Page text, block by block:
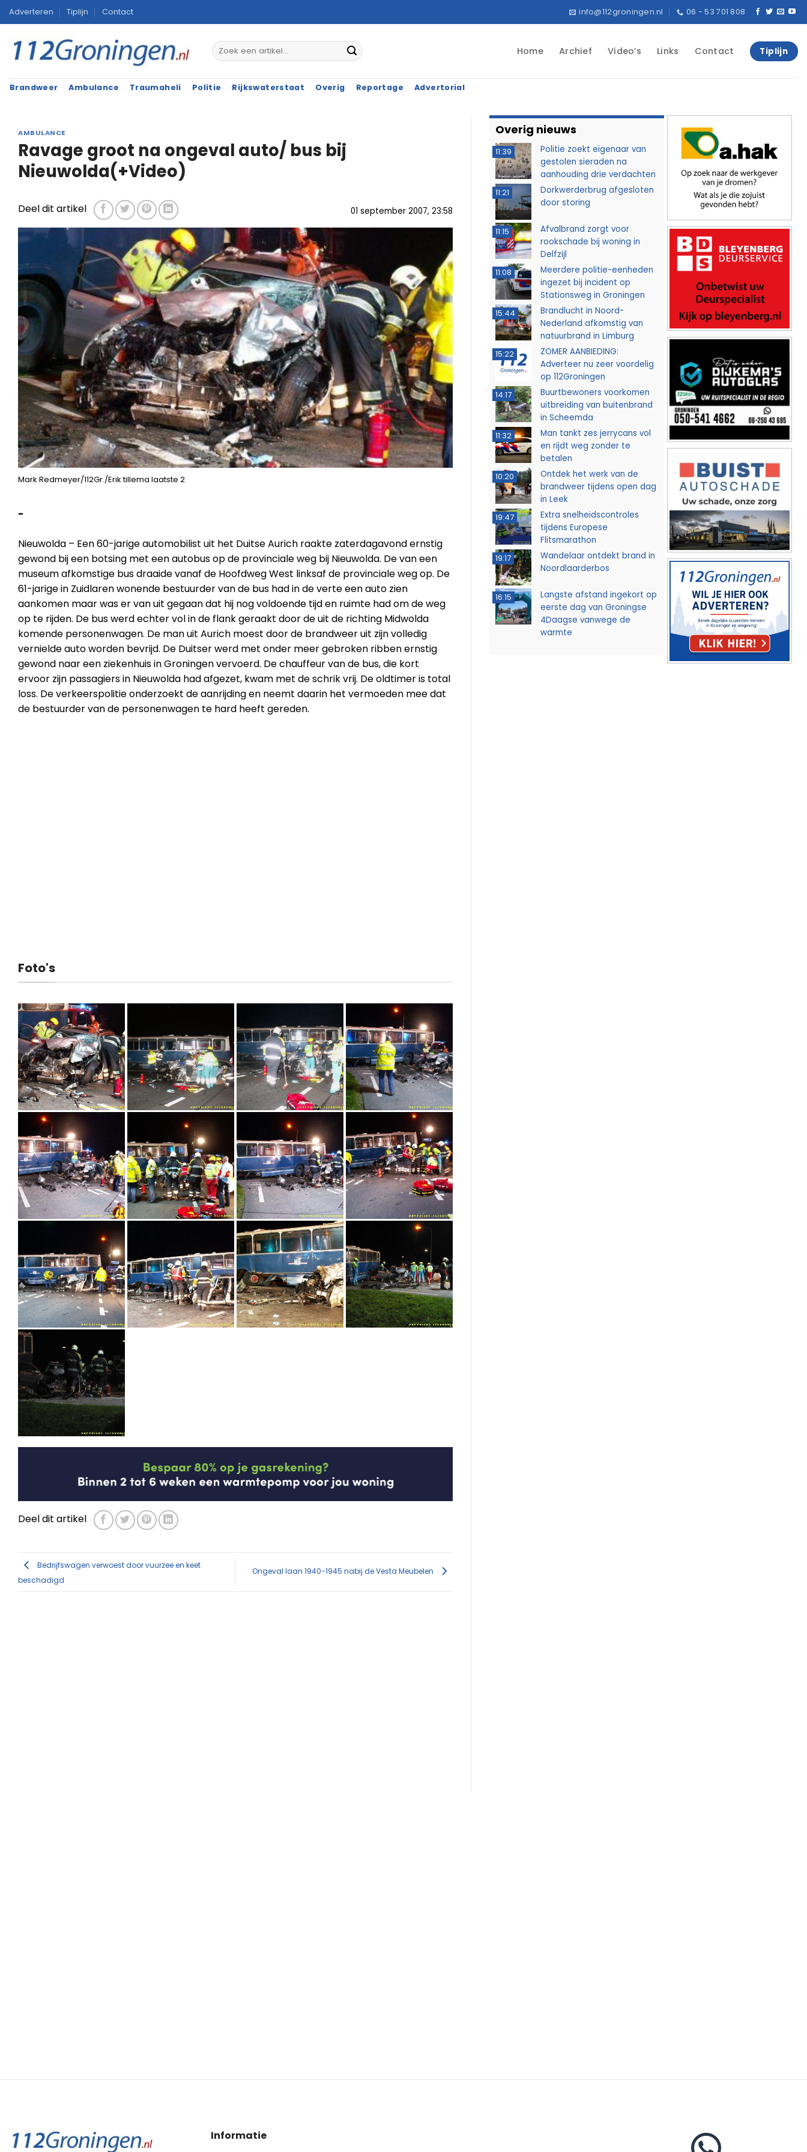
Ga
naar
inhoud
Adverteren Tiplijn Contact info@112groningen.nl 06 - 53 701 808
Home Archief Video’s Links Contact Tiplijn
Brandweer Ambulance Traumaheli Politie Rijkswaterstaat Overig Reportage Advertorial
AMBULANCE
Ravage groot na ongeval auto/ bus bij
Nieuwolda(+Video)
01 september 2007, 23:58
Deel dit artikel
Mark Redmeyer/112Gr./Erik tillema laatste 2
-
Nieuwolda – Een 60-jarige automobilist uit het Duitse Aurich raakte zaterdagavond ernstig
gewond bij een botsing met een autobus op de provinciale weg bij Nieuwolda. De van een
museum afkomstige bus draaide vanaf de Hoofdweg West linksaf de provinciale weg op. De
61-jarige in Zuidlaren wonende bestuurder van de bus had in de verte een auto zien
aankomen maar was er van uit gegaan dat hij nog voldoende tijd en ruimte had om de weg
op te rijden. De bus werd echter vol in de flank geraakt door de uit de richting Midwolda
komende personenwagen. De man uit Aurich moest door de brandweer uit zijn volledig
vernielde auto worden bevrijd. De Duitser werd met onder meer gebroken ribben ernstig
gewond naar een ziekenhuis in Groningen vervoerd. De chauffeur van de bus, die kort
ervoor zijn passagiers in Nieuwolda had afgezet, kwam met de schrik vrij. De oldtimer is total
loss. De verkeerspolitie onderzoekt de aanrijding en neemt daarin het vermoeden mee dat
de bestuurder van de personenwagen te hard heeft gereden.
Foto's
Deel dit artikel
Bedrijfswagen verwoest door vuurzee en keet
beschadigd
Ongeval laan 1940-1945 nabij de Vesta Meubelen
Overig nieuws
11:39
Politie zoekt eigenaar van
gestolen sieraden na
aanhouding drie verdachten
11:21
Dorkwerderbrug afgesloten
door storing
11:15
Afvalbrand zorgt voor
rookschade bij woning in
Delfzijl
11:08
Meerdere politie-eenheden
ingezet bij incident op
Stationsweg in Groningen
15:44
Brandlucht in Noord-
Nederland afkomstig van
natuurbrand in Limburg
15:22
ZOMER AANBIEDING:
Adverteer nu zeer voordelig
op 112Groningen
14:17
Buurtbewoners voorkomen
uitbreiding van buitenbrand
in Scheemda
11:32
Man tankt zes jerrycans vol
en rijdt weg zonder te
betalen
10:20
Ontdek het werk van de
brandweer tijdens open dag
in Leek
19:47
Extra snelheidscontroles
tijdens Europese
Flitsmarathon
19:17
Wandelaar ontdekt brand in
Noordlaarderbos
16:15
Langste afstand ingekort op
eerste dag van Groningse
4Daagse vanwege de
warmte
Informatie